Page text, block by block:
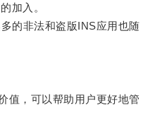
加入。
非法和盗版INS应用也随
，可以帮助用户更好地管